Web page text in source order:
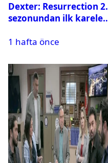
Dexter: Resurrection 2.
sezonundan ilk kareler
1 hafta önce